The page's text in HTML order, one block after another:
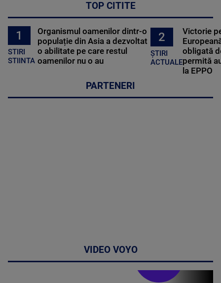
TOP CITITE
1
STIRI
STIINTA
Organismul oamenilor dintr-o
populație din Asia a dezvoltat
o abilitate pe care restul
oamenilor nu o au
2
ȘTIRI
ACTUALE
Victorie
obligată
permită
la EPPO
PARTENERI
VIDEO VOYO